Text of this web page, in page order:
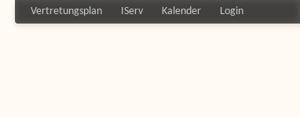
Vertretungsplan IServ Kalender Login